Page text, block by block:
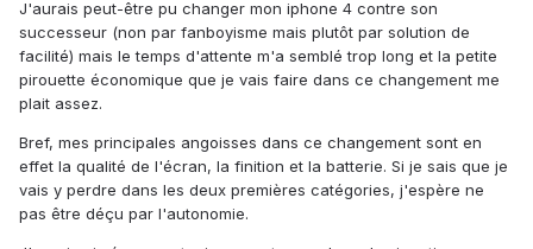
J'aurais peut-être pu changer mon iphone 4 contre son
successeur (non par fanboyisme mais plutôt par solution de
facilité) mais le temps d'attente m'a semblé trop long et la petite
pirouette économique que je vais faire dans ce changement me
plait assez.
Bref, mes principales angoisses dans ce changement sont en
effet la qualité de l'écran, la finition et la batterie. Si je sais que je
vais y perdre dans les deux premières catégories, j'espère ne
pas être déçu par l'autonomie.